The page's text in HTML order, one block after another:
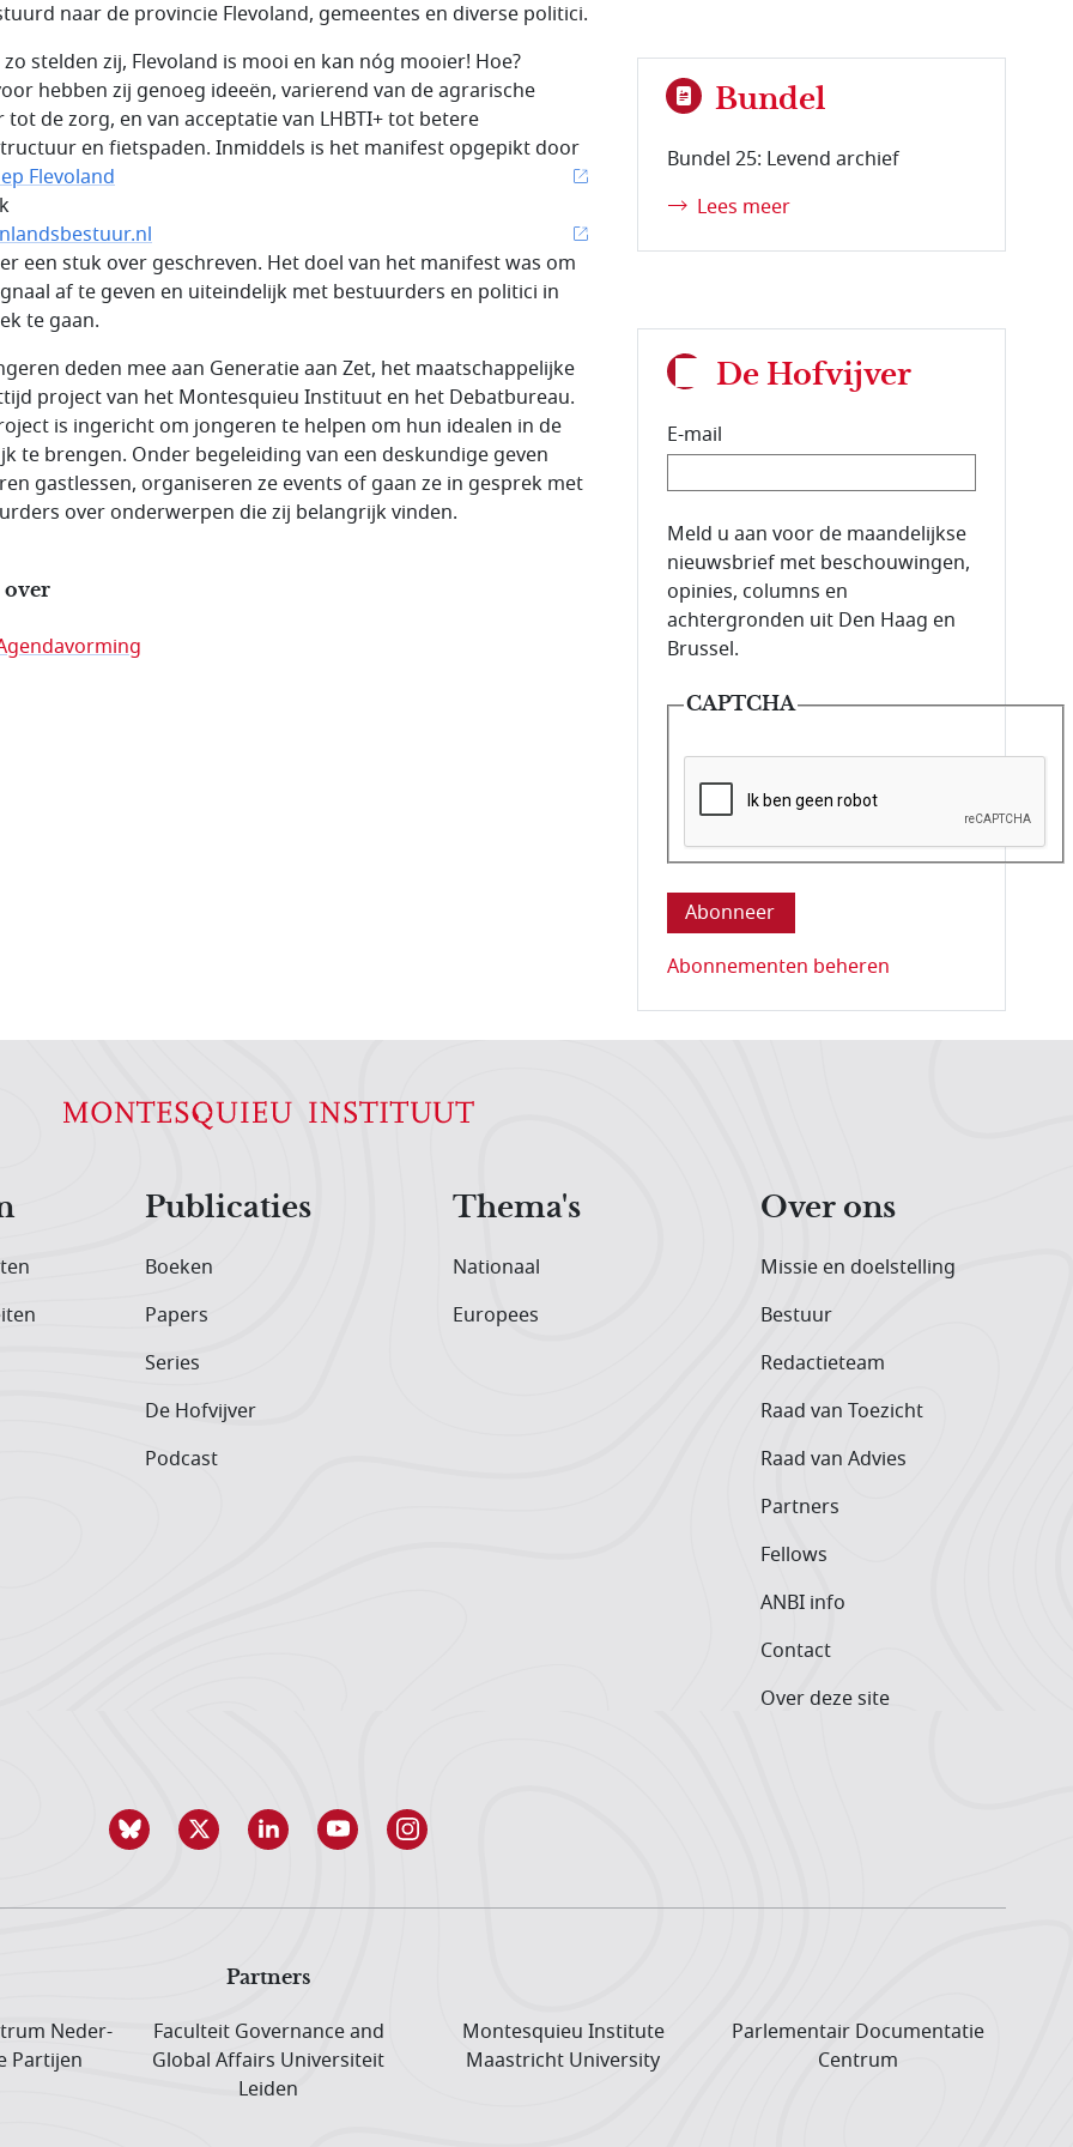
naar de provincie Flevoland, gemeentes en diverse politici.
stelden zij, Flevoland is mooi en kan nóg mooier! Hoe?
hebben zij genoeg ideeën, varierend van de agrarische
tot de zorg, en van acceptatie van LHBTI+ tot betere
en fietspaden. Inmiddels is het manifest opgepikt door
Flevoland
een stuk over geschreven. Het doel van het manifest was om
af te geven en uiteindelijk met bestuurders en politici in
te gaan.
deden mee aan Generatie aan Zet, het maatschappelijke
project van het Montesquieu Instituut en het Debatbureau.
is ingericht om jongeren te helpen om hun idealen in de
te brengen. Onder begeleiding van een deskundige geven
gastlessen, organiseren ze events of gaan ze in gesprek met
over onderwerpen die zij belangrijk vinden.
over
Bundel
Bundel 25: Levend archief
Lees meer
De Hofvijver
E-mail
E-mailadres van de abonnee.
Meld u aan voor de maandelijkse
nieuwsbrief met beschouwingen,
opinies, columns en
achtergronden uit Den Haag en
Brussel.
CAPTCHA
Deze vraag is om te controleren dat u
Abonnementen beheren
Publicaties
Boeken
Papers
Series
De Hofvijver
Podcast
Thema's
Nationaal
Europees
Over ons
Missie en doelstelling
Bestuur
Redactieteam
Raad van Toezicht
Raad van Advies
Partners
Fellows
ANBI info
Contact
Over deze site
Partners
Neder­
Partijen
Faculteit Governance and
Global Affairs Universiteit
Leiden
Montesquieu Institute
Maastricht University
Parlementair Documentatie
Centrum